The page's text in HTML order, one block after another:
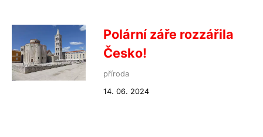
Polární záře rozzářila
Česko!
příroda
14. 06. 2024